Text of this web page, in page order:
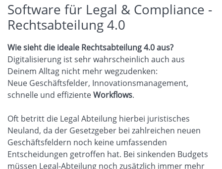
Software für Legal & Compliance -
Rechtsabteilung 4.0
Wie sieht die ideale Rechtsabteilung 4.0 aus?
Digitalisierung ist sehr wahrscheinlich auch aus
Deinem Alltag nicht mehr wegzudenken:
Neue Geschäftsfelder, Innovationsmanagement,
schnelle und effizienteWorkflows.
Oft betritt die Legal Abteilung hierbei juristisches
Neuland, da der Gesetzgeber bei zahlreichen neuen
Geschäftsfeldern noch keine umfassenden
Entscheidungen getroffen hat. Bei sinkenden Budgets
müssen Legal-Abteilung noch zusätzlich immer mehr